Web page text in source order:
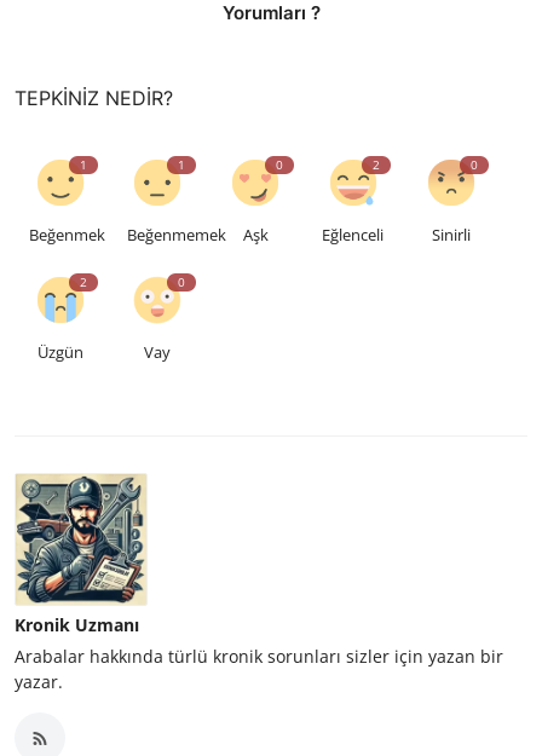
Yorumları ?
TEPKINIZ NEDIR?
1
Beğenmek
1
Beğenmemek
0
Aşk
2
Eğlenceli
0
Sinirli
2
Üzgün
0
Vay
Kronik Uzmanı
Arabalar hakkında türlü kronik sorunları sizler için yazan bir
yazar.